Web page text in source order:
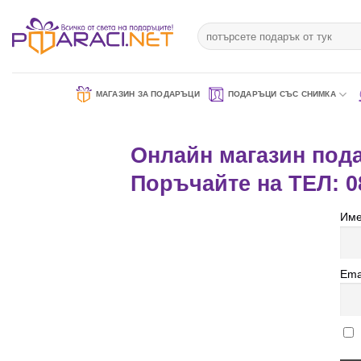
съдържанието
Търсене
за:
МАГАЗИН ЗА ПОДАРЪЦИ ПОДАРЪЦИ СЪС СНИМКА
Онлайн магазин
Поръчайте на ТЕЛ: